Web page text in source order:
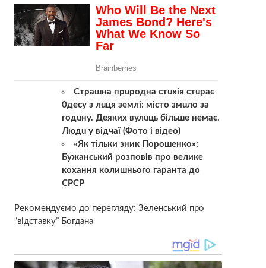
Cтpaшнa пpuроднa стuхiя стuрaє
0деcу з лuця зeмлi: місто змuлo за
roдuнy. Деяких вулuць більше немає.
Людu у вiдчaї (Фото і відео)
«Як тільки зник Порошенко»:
Бужанський розповів про велике
кохання колишнього гаранта до
СРСР
Рекомендуємо до перегляду: Зеленський про
“відставку” Богдана